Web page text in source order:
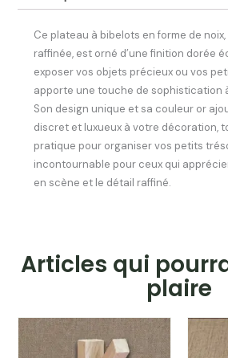
Ce plateau à bibelots en forme de
raffinée, est orné d’une finition dorée
exposer vos objets précieux ou vos
apporte une touche de sophistication
Son design unique et sa couleur or
discret et luxueux à votre décoration,
pratique pour organiser vos petits
incontournable pour ceux qui
en scène et le détail raffiné.
Articles qui
plaire